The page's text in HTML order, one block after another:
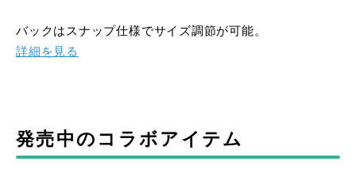
バックはスナップ仕様でサイズ調節が可能。
詳細を見る
発売中のコラボアイテム